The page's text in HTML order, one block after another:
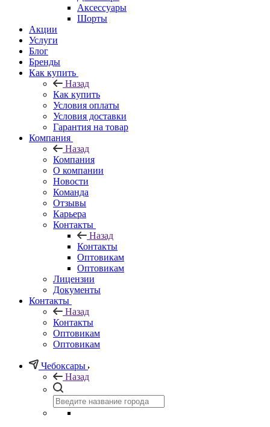
Аксессуары
Шорты
Акции
Услуги
Блог
Бренды
Как купить
Назад
Как купить
Условия оплаты
Условия доставки
Гарантия на товар
Компания
Назад
Компания
О компании
Новости
Команда
Отзывы
Карьера
Контакты
Назад
Контакты
Оптовикам
Оптовикам
Лицензии
Документы
Контакты
Назад
Контакты
Оптовикам
Оптовикам
Чебоксары
Назад